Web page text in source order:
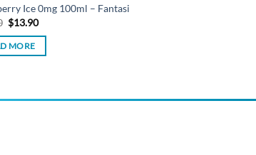
Ice 0mg 100ml – Fantasi
Original
price
was:
$17.90.
$13.90Current
MORE